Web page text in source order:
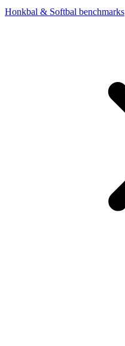
Honkbal & Softbal benchmarks